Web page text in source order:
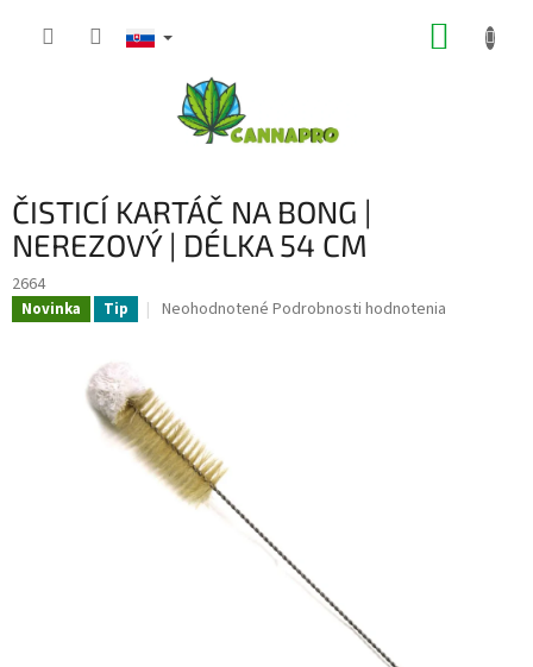
ČISTICÍ KARTÁČ NA BONG |
NEREZOVÝ | DÉLKA 54 CM
2664
Novinka Tip
Priemerné
0,0
z
5
hviezdičiek.
Neohodnotené Podrobnosti hodnotenia